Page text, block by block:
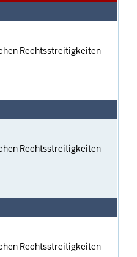
Rechtsstreitigkeiten
Rechtsstreitigkeiten
Rechtsstreitigkeiten